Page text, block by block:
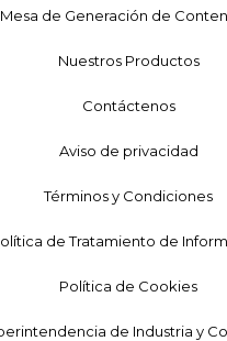
Mesa de Generación de
Nuestros Productos
Contáctenos
Aviso de privacidad
Términos y Condiciones
de Tratamiento de
Política de Cookies
de Industria y